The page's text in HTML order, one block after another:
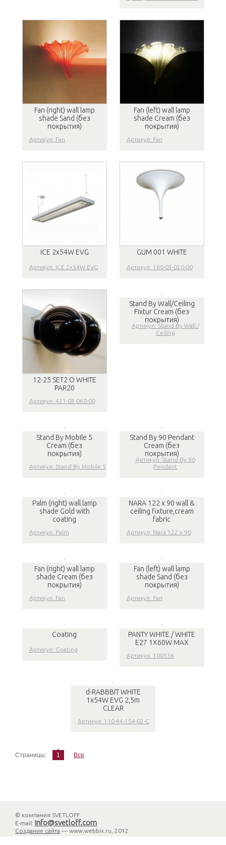
Fan (right) wall lamp
shade Sand (без
покрытия)
Артикул: Fan
Fan (left) wall lamp
shade Cream (без
покрытия)
Артикул: Fan
ICE 2x54W EVG
Артикул: ICE 2x54W EVG
GUM 001 WHITE
Артикул: 180-03-020-00
12-25 SET2 O WHITE
PAR20
Артикул: 421-03-060-00
Stand By Wall/Ceiling
Fixtur Cream (без
покрытия)
Артикул: Stand By Wall /
Ceiling
Stand By Mobile 5
Cream (без
покрытия)
Артикул: Stand By Mobile 5
Stand By 90 Pendant
Cream (без
покрытия)
Артикул: Stand By 90
Pendant
Palm (right) wall lamp
shade Gold with
coating
Артикул: Palm
NARA 122 x 90 wall &
ceiling fixture,cream
fabric
Артикул: Nara 122 x 90
Fan (right) wall lamp
shade Cream (без
покрытия)
Артикул: Fan
Fan (left) wall lamp
shade Sand (без
покрытия)
Артикул: Fan
Coating
Артикул: Coating
PANTY WHITE / WHITE
E27 1X60W MAX
Артикул: 100556
d-RABBBIT WHITE
1x54W EVG 2,5m
CLEAR
Артикул: 110-44-154-02-C
Страницы: 1 Все
© компания SVETLOFF
E-mail: info@svetloff.com
Создание сайта — www.webbix.ru, 2012